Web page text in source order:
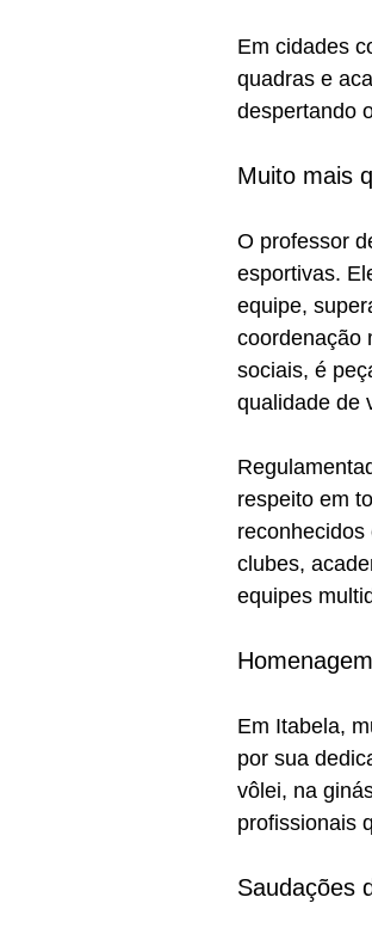
Em cidades
quadras e
despertando
Muito mais
O professor
esportivas.
equipe,
coordenação
sociais, é
qualidade de
respeito em
clubes,
equipes
Em Itabela,
por sua
vôlei, na
profissionais
Saudações